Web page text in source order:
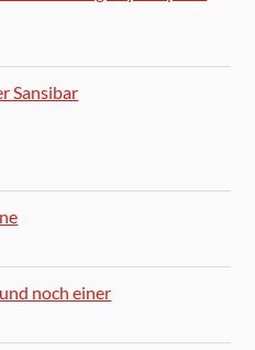
Sansibar
noch einer